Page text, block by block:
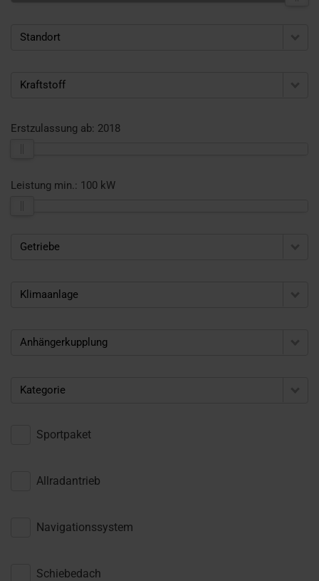
Standort
Kraftstoff
Erstzulassung ab: 2018
Leistung min.: 100 kW
Getriebe
Klimaanlage
Anhängerkupplung
Kategorie
Sportpaket
Allradantrieb
Navigationssystem
Schiebedach